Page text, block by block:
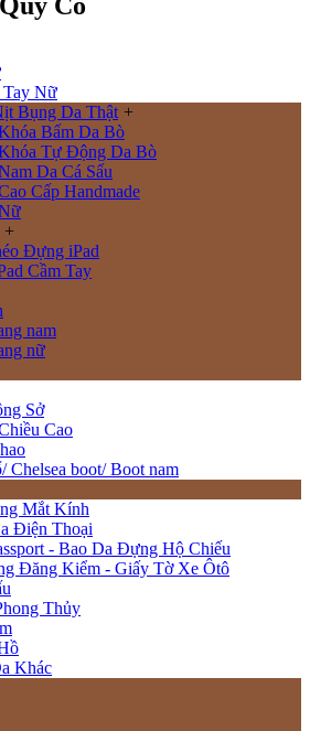
Nữ
Bụng Da Thật +
Bấm Da Bò
Tự Động Da Bò
Da Cá Sấu
Cấp Handmade
+
Đựng iPad
Cầm Tay
nam
nữ
Sở
Cao
Chelsea boot/ Boot nam
Mắt Kính
Điện Thoại
- Bao Da Đựng Hộ Chiếu
Đăng Kiểm - Giấy Tờ Xe Ôtô
Thủy
Khác